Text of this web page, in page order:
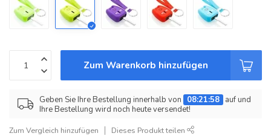
Zum Warenkorb hinzufügen
Geben Sie Ihre Bestellung innerhalb von 08:21:58 auf und
Ihre Bestellung wird noch heute versendet!
Zum Vergleich hinzufügen Dieses Produkt teilen